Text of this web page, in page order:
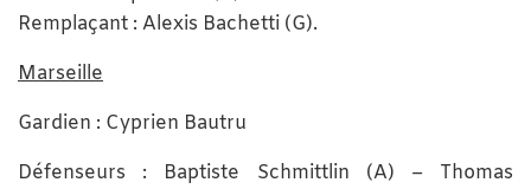
Remplaçant : Alexis Bachetti (G).
Marseille
Gardien : Cyprien Bautru
Défenseurs : Baptiste Schmittlin (A) – Thomas